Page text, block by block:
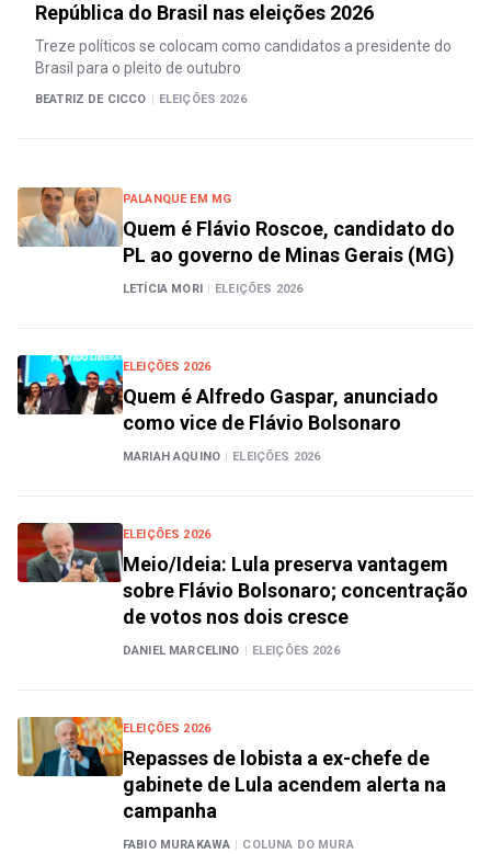
República do Brasil nas eleições 2026
Treze políticos se colocam como candidatos a presidente do
Brasil para o pleito de outubro
BEATRIZ DE CICCO ELEIÇÕES 2026
PALANQUE EM MG
Quem é Flávio Roscoe, candidato do
PL ao governo de Minas Gerais (MG)
LETÍCIA MORI ELEIÇÕES 2026
ELEIÇÕES 2026
Quem é Alfredo Gaspar, anunciado
como vice de Flávio Bolsonaro
MARIAH AQUINO ELEIÇÕES 2026
ELEIÇÕES 2026
Meio/Ideia: Lula preserva vantagem
sobre Flávio Bolsonaro; concentração
de votos nos dois cresce
DANIEL MARCELINO ELEIÇÕES 2026
ELEIÇÕES 2026
Repasses de lobista a ex-chefe de
gabinete de Lula acendem alerta na
campanha
FABIO MURAKAWA COLUNA DO MURA